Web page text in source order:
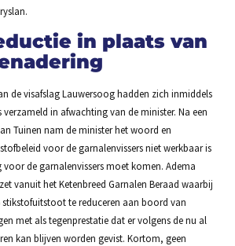
in plaats van
de visafslag Lauwersoog hadden zich inmiddels
verzameld in afwachting van de minister. Na een
Tuinen nam de minister het woord en
voor de garnalenvissers niet werkbaar is
voor de garnalenvissers moet komen. Adema
vanuit het Ketenbreed Garnalen Beraad waarbij
te reduceren aan boord van
met als tegenprestatie dat er volgens de nu al
kan blijven worden gevist. Kortom, geen